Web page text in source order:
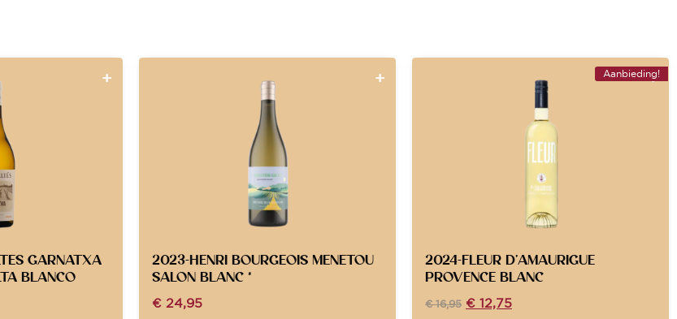
GARNATXA
BLANCO
2023-HENRI BOURGEOIS MENETOU
SALON BLANC *
€ 24,95
Aanbieding!
2024-FLEUR D’AMAURIGUE
PROVENCE BLANC
€16,95 € 12,75